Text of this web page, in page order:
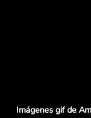
Imágenes gif de